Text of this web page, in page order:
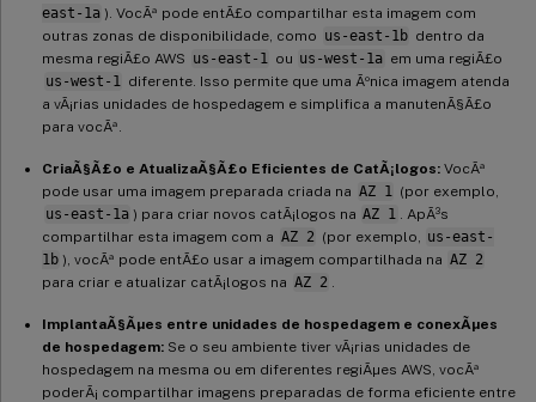
east-1a ). VocÃª pode entÃ£o compartilhar esta imagem com
outras zonas de disponibilidade, como us-east-1b dentro da
mesma regiÃ£o AWS us-east-1 ou us-west-1a em uma regiÃ£o
us-west-1
diferente. Isso permite que uma Ãºnica imagem atenda
a vÃ¡rias unidades de hospedagem e simplifica a manutenÃ§Ã£o
para vocÃª.
CriaÃ§Ã£o e AtualizaÃ§Ã£o Eficientes de CatÃ¡logos: VocÃª
pode usar uma imagem preparada criada na AZ 1
(por exemplo,
us-east-1a ) para criar novos catÃ¡logos na AZ 1
. ApÃ³s
compartilhar esta imagem com a AZ 2 (por exemplo,
us-east-
1b ), vocÃª pode entÃ£o usar a imagem compartilhada na AZ 2
para criar e atualizar catÃ¡logos na AZ 2
ImplantaÃ§Ãµes entre unidades de hospedagem e conexÃµes
de hospedagem: Se o seu ambiente tiver vÃ¡rias unidades de
hospedagem na mesma ou em diferentes regiÃµes AWS, vocÃª
poderÃ¡ compartilhar imagens preparadas de forma eficiente entre